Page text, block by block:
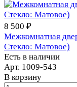
8 500 ₽
Межкомнатная
Стекло: Матовое)
Есть в наличии
Арт. 1009-543
В корзину